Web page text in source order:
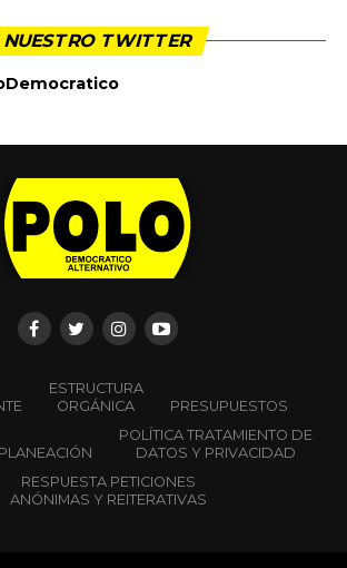
NUESTRO TWITTER
ESTRUCTURA
ORGÁNICA
PRESUPUESTOS
PLANEACIÓN
POLÍTICA TRATAMIENTO DE
DATOS Y PRIVACIDAD
RESPUESTA PETICIONES
ANÓNIMAS Y REITERATIVAS